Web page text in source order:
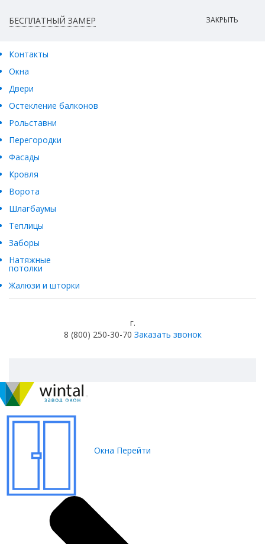
БЕСПЛАТНЫЙ ЗАМЕР ЗАКРЫТЬ
Контакты
Окна
Двери
Остекление балконов
Рольставни
Перегородки
Фасады
Кровля
Ворота
Шлагбаумы
Теплицы
Заборы
Натяжные
потолки
Жалюзи и шторки
г.
8 (800) 250-30-70 Заказать звонок
Окна Перейти